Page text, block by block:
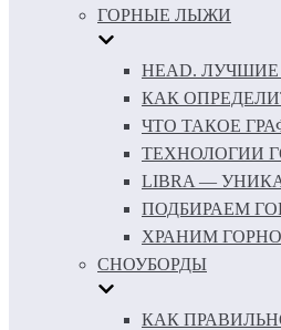
ГОРНЫЕ ЛЫЖИ
HEAD.
КАК
ЧТО ТАКОЕ
ТЕХНОЛОГИИ
LIBRA —
ПОДБИРАЕМ
ХРАНИМ
СНОУБОРДЫ
КАК